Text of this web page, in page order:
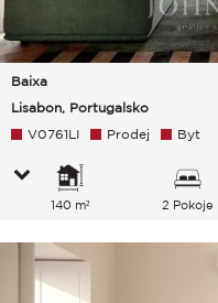
Baixa
Lisabon, Portugalsko
V0761LI Prodej Byt
140 m² 2 Pokoje